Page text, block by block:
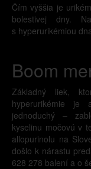
Čím vyššia je
bolestivej dny.
s hyperurikémiou
Boom
Základný liek,
hyperurikémie je
jednoduchý –
kyselinu močovú v
allopurinolu na
došlo k nárastu
628 278 balení a o